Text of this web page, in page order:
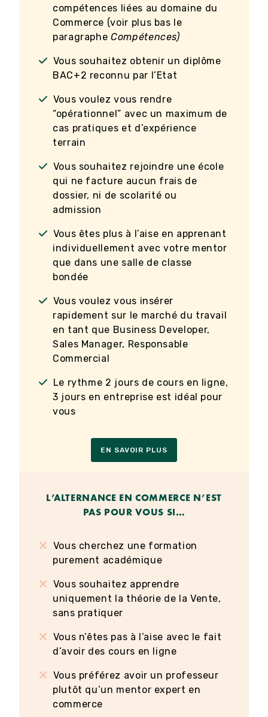
compétences liées au domaine du
Commerce (voir plus bas le
paragrapheCompétences)
Vous souhaitez obtenir un diplôme
BAC+2 reconnu par l’Etat
Vous voulez vous rendre
“opérationnel” avec un maximum de
cas pratiques et d’expérience
terrain
Vous souhaitez rejoindre une école
qui ne facture aucun frais de
dossier, ni de scolarité ou
admission
Vous êtes plus à l’aise en apprenant
individuellement avec votre mentor
que dans une salle de classe
bondée
Vous voulez vous insérer
rapidement sur le marché du travail
en tant que Business Developer,
Sales Manager, Responsable
Commercial
Le rythme 2 jours de cours en ligne,
3 jours en entreprise est idéal pour
vous
EN SAVOIR PLUS
L’ALTERNANCE EN COMMERCE N’EST
PAS POUR VOUS SI…
Vous cherchez une formation
purement académique
Vous souhaitez apprendre
uniquement la théorie de la Vente,
sans pratiquer
Vous n’êtes pas à l’aise avec le fait
d’avoir des cours en ligne
Vous préférez avoir un professeur
plutôt qu’un mentor expert en
commerce